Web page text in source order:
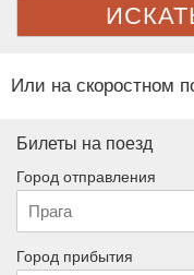
Или на скоростном
Билеты на поезд
Город отправления
Город прибытия